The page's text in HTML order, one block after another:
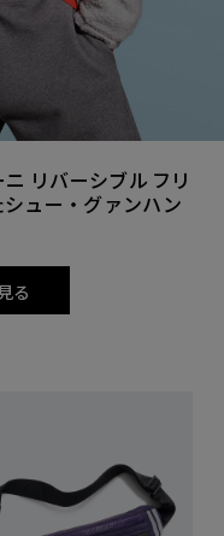
リバーシブル フリ
ュー・グァンハン
る